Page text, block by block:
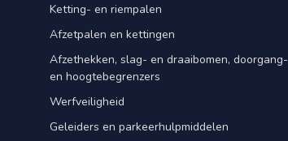
Ketting- en riempalen
Afzetpalen en kettingen
Afzethekken, slag- en draaibomen, doorgang-
en hoogtebegrenzers
Werfveiligheid
Geleiders en parkeerhulpmiddelen